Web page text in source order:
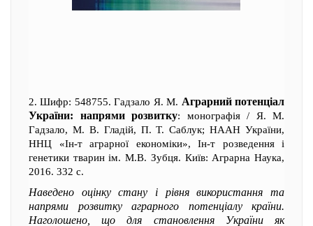
2. Шифр: 548755. Гадзало Я. М. Аграрний потенціал
України: напрями розвитку: монографія / Я. М.
Гадзало, М. В. Гладій, П. Т. Саблук; НААН України,
ННЦ «Ін-т аграрної економіки», Ін-т розведення і
генетики тварин ім. М.В. Зубця. Київ: Аграрна Наука,
2016. 332 с.
Наведено оцінку стану і рівня використання та
напрями розвитку аграрного потенціалу країни.
Наголошено, що для становлення України як